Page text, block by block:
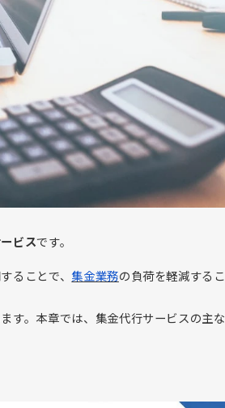
ビスです。
ることで、 集金業務の負荷を軽減するこ
す。本章では、集金代行サービスの主な